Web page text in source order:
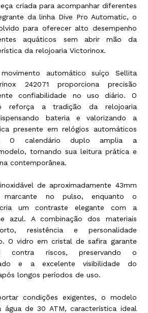
criada para acompanhar diferentes
da linha Dive Pro Automatic, o
para oferecer alto desempenho
aquáticos sem abrir mão da
da relojoaria Victorinox.
automático suíço Sellita
242071 proporciona precisão
confiabilidade no uso diário. O
reforça a tradição da relojoaria
bateria e valorizando a
presente em relógios automáticos
O calendário duplo amplia a
tornando sua leitura prática e
contemporânea.
de aproximadamente 43mm
marcante no pulso, enquanto o
um contraste elegante com a
azul. A combinação dos materiais
resistência e personalidade
O vidro em cristal de safira garante
contra riscos, preservando o
e a excelente visibilidade do
longos períodos de uso.
condições exigentes, o modelo
água de 30 ATM, característica ideal